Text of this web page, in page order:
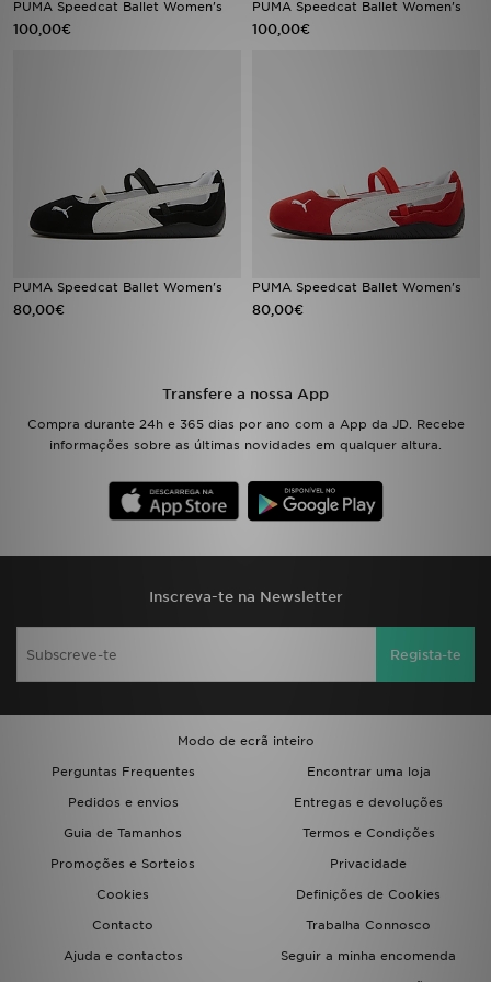
PUMA Speedcat Ballet Women's
100,00€
PUMA Speedcat Ballet Women's
100,00€
PUMA Speedcat Ballet Women's
80,00€
PUMA Speedcat Ballet Women's
80,00€
Transfere a nossa App
Compra durante 24h e 365 dias por ano com a App da JD. Recebe
informações sobre as últimas novidades em qualquer altura.
Inscreva-te na Newsletter
Regista-te
Modo de ecrã inteiro
Perguntas Frequentes
Encontrar uma loja
Pedidos e envios
Entregas e devoluções
Guia de Tamanhos
Termos e Condições
Promoções e Sorteios
Privacidade
Cookies
Definições de Cookies
Contacto
Trabalha Connosco
Ajuda e contactos
Seguir a minha encomenda
BLOG
ESTADO DO TEU PEDIDO
FAZ DOWNLOAD DA APP
TRABALHA CONNOSCO